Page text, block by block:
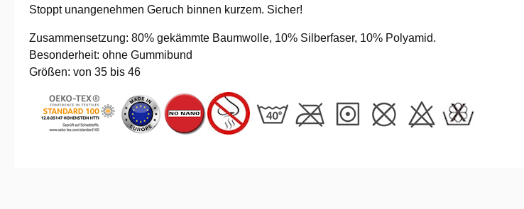
Stoppt unangenehmen Geruch binnen kurzem. Sicher!
Zusammensetzung: 80% gekämmte Baumwolle, 10% Silberfaser, 10% Polyamid.
Besonderheit: ohne Gummibund
Größen: von 35 bis 46